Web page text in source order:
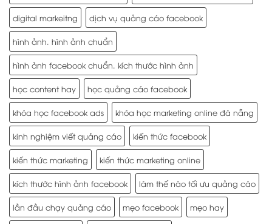
digital markeitng dịch vụ quảng cáo facebook
hình ảnh. hình ảnh chuẩn
hình ảnh facebook chuẩn. kích thước hình ảnh
học content hay học quảng cáo facebook
khóa học facebook ads khóa học marketing online đà nẵng
kinh nghiệm viết quảng cáo kiến thức facebook
kiến thức marketing kiến thức marketing online
kích thước hình ảnh facebook làm thế nào tối ưu quảng cáo
lần đầu chạy quảng cáo mẹo facebook mẹo hay